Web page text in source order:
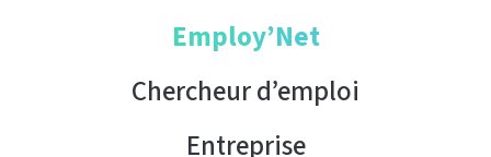
Employ’Net
Chercheur d’emploi
Entreprise